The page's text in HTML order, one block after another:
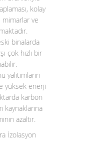
kolay
mimarlar ve
binalarda
çok hızlı bir
yalıtımların
yüksek enerji
karbon
kaynaklarına
azaltır.
İzolasyon